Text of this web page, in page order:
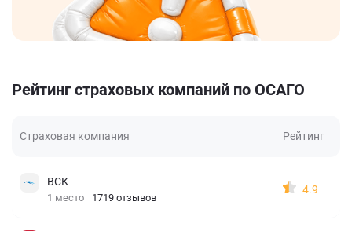
Рейтинг страховых компаний по ОСАГО
Страховая компания Рейтинг
ВСК
1 место 1719 отзывов
4.9